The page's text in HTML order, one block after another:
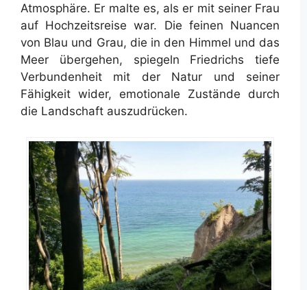
Atmosphäre. Er malte es, als er mit seiner Frau
auf Hochzeitsreise war. Die feinen Nuancen
von Blau und Grau, die in den Himmel und das
Meer übergehen, spiegeln Friedrichs tiefe
Verbundenheit mit der Natur und seiner
Fähigkeit wider, emotionale Zustände durch
die Landschaft auszudrücken.